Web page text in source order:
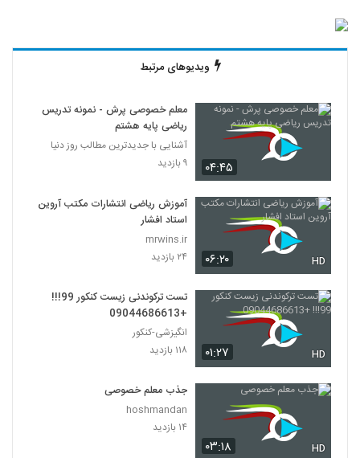
ویدیوهای مرتبط
۰۴:۴۵
معلم خصوصی پرش - نمونه تدریس
ریاضی پایه هشتم
آشنایی با جدیدترین مطالب روز دنیا
۹ بازدید
۰۶:۲۰ HD
آموزش ریاضی انتشارات مکتب آروین
استاد افشار
mrwins.ir
۲۴ بازدید
۰۱:۲۷ HD
تست ترکوندنی زیست کنکور 99!!!
+09044686613
انگیزشی-کنکور
۱۱۸ بازدید
۰۳:۱۸ HD
جذب معلم خصوصی
hoshmandan
۱۴ بازدید